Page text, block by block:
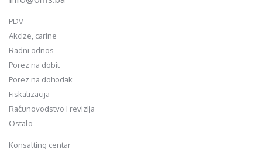
PDV
Akcize, carine
Radni odnos
Porez na dobit
Porez na dohodak
Fiskalizacija
Računovodstvo i revizija
Ostalo
Konsalting centar